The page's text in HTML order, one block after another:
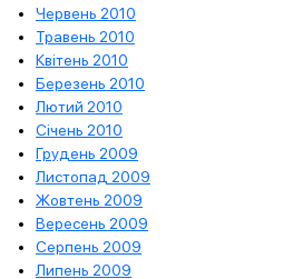
Червень 2010
Травень 2010
Квітень 2010
Березень 2010
Лютий 2010
Січень 2010
Грудень 2009
Листопад 2009
Жовтень 2009
Вересень 2009
Серпень 2009
Липень 2009